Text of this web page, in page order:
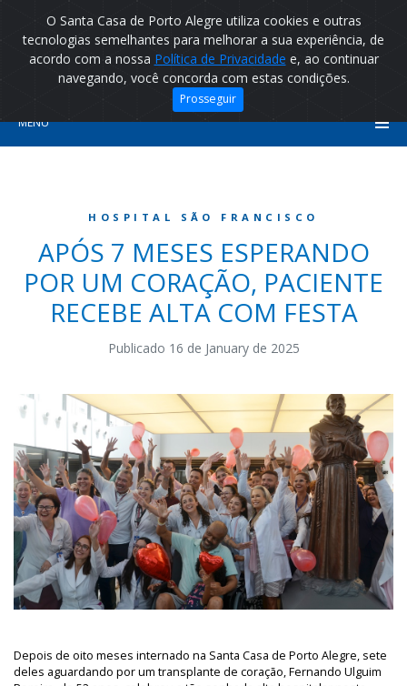
O Santa Casa de Porto Alegre utiliza cookies e outras
tecnologias semelhantes para melhorar a sua experiência, de
acordo com a nossa Política de Privacidade e, ao continuar
navegando, você concorda com estas condições.
Prosseguir
MENU
HOSPITAL SÃO FRANCISCO
APÓS 7 MESES ESPERANDO
POR UM CORAÇÃO, PACIENTE
RECEBE ALTA COM FESTA
Publicado 16 de January de 2025
Depois de oito meses internado na Santa Casa de Porto Alegre, sete
deles aguardando por um transplante de coração, Fernando Ulguim